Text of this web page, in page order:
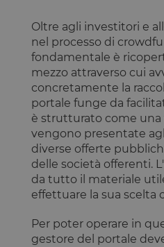
Oltre agli investitori e
nel processo di
fondamentale è
mezzo attraverso cui
concretamente la
portale funge da
è strutturato come una
vengono presentate
diverse offerte
delle società offerenti.
da tutto il materiale
effettuare la sua scelta
Per poter operare in
gestore del portale